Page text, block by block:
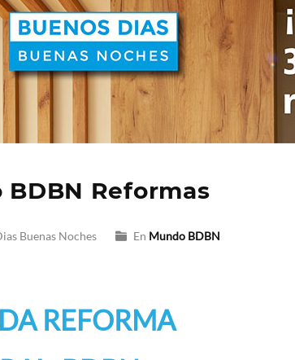
BDBN Reformas
Buenas Noches En Mundo BDBN
REFORMA